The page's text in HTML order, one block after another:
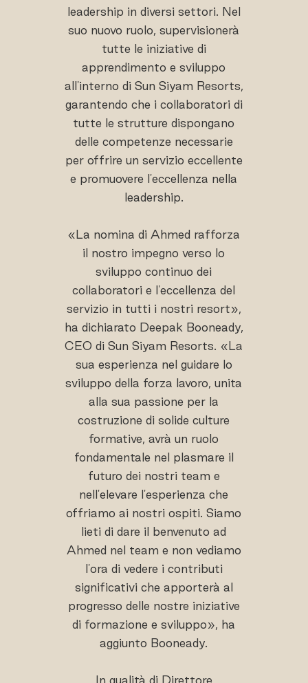
leadership in diversi settori. Nel
suo nuovo ruolo, supervisionerà
tutte le iniziative di
apprendimento e sviluppo
all'interno di Sun Siyam Resorts,
garantendo che i collaboratori di
tutte le strutture dispongano
delle competenze necessarie
per offrire un servizio eccellente
e promuovere l'eccellenza nella
leadership.
«La nomina di Ahmed rafforza
il nostro impegno verso lo
sviluppo continuo dei
collaboratori e l'eccellenza del
servizio in tutti i nostri resort»,
ha dichiarato Deepak Booneady,
CEO di Sun Siyam Resorts. «La
sua esperienza nel guidare lo
sviluppo della forza lavoro, unita
alla sua passione per la
costruzione di solide culture
formative, avrà un ruolo
fondamentale nel plasmare il
futuro dei nostri team e
nell'elevare l'esperienza che
offriamo ai nostri ospiti. Siamo
lieti di dare il benvenuto ad
Ahmed nel team e non vediamo
l'ora di vedere i contributi
significativi che apporterà al
progresso delle nostre iniziative
di formazione e sviluppo», ha
aggiunto Booneady.
In qualità di Direttore